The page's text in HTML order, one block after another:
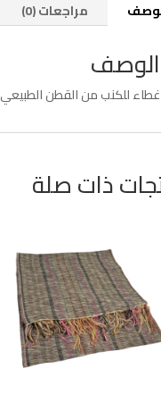
مراجعات (0)
الوصف
غطاء للكنب من القطن الطبيعي 100% مصنوع يدويا بمقاس 200سم *80سم
ذات صلة